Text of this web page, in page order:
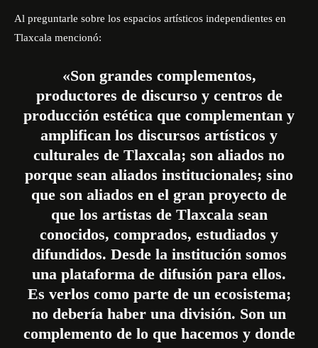
Al preguntarle sobre los espacios artísticos independientes en
Tlaxcala mencionó:
«Son grandes complementos,
productores de discurso y centros de
producción estética que complementan y
amplifican los discursos artísticos y
culturales de Tlaxcala; son aliados no
porque sean aliados institucionales; sino
que son aliados en el gran proyecto de
que los artistas de Tlaxcala sean
conocidos, comprados, estudiados y
difundidos. Desde la institución somos
una plataforma de difusión para ellos.
Es verlos como parte de un ecosistema;
no debería haber una división. Son un
complemento de lo que hacemos y donde